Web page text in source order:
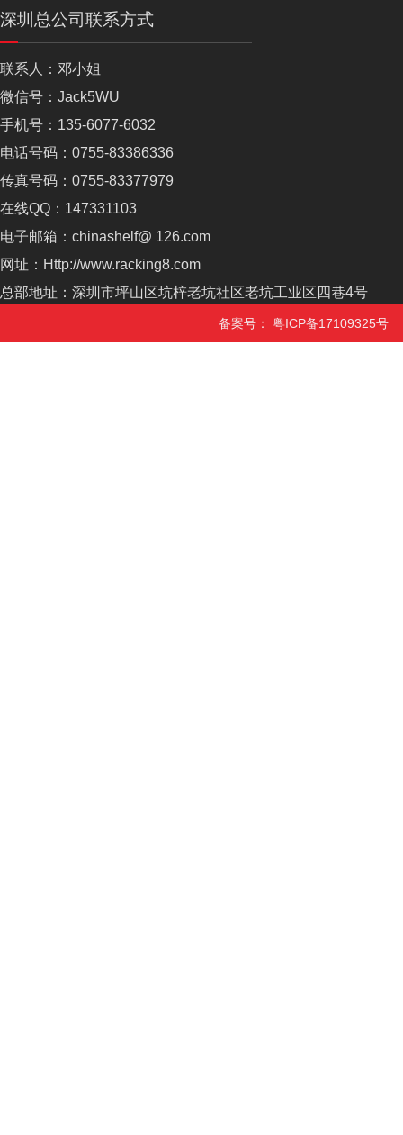
深圳总公司联系方式
联系人：邓小姐
微信号：Jack5WU
手机号：135-6077-6032
电话号码：0755-83386336
传真号码：0755-83377979
在线QQ：147331103
电子邮箱：chinashelf@ 126.com
网址：Http://www.racking8.com
总部地址：深圳市坪山区坑梓老坑社区老坑工业区四巷4号
备案号： 粤ICP备17109325号